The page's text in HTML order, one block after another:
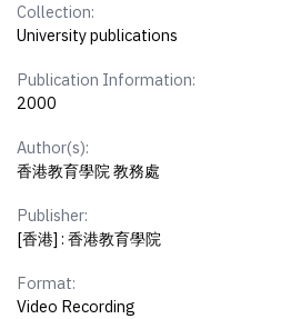
Collection:
University publications
Publication Information:
2000
Author(s):
香港教育學院 教務處
Publisher:
[香港] : 香港教育學院
Format:
Video Recording